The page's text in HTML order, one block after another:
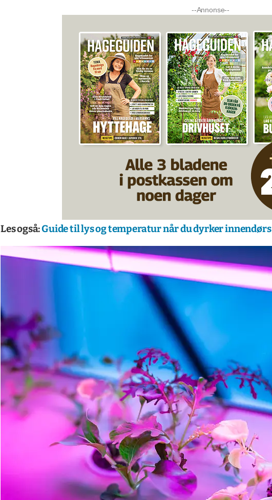
--Annonse--
Les også:Guide til lys og temperatur når du dyrker innendørs